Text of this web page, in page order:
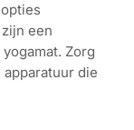
een
Zorg
die